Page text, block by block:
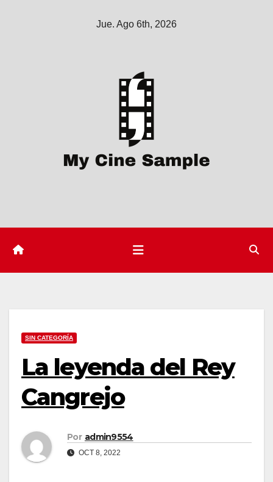
Jue. Ago 6th, 2026
SIN CATEGORÍA
La leyenda del Rey
Cangrejo
Por admin9554
OCT 8, 2022